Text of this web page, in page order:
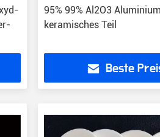
95% 99% Al2O3
keramisches Teil
Beste